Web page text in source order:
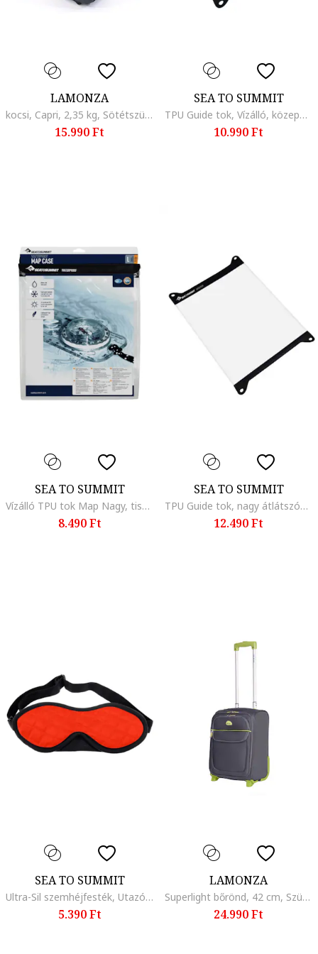
LAMONZA
kocsi, Capri, 2,35 kg, Sötétszürke
15.990 Ft
SEA TO SUMMIT
TPU Guide tok, Vízálló, közepesen átlátszó, 28,2x33,2 cm, fekete
10.990 Ft
SEA TO SUMMIT
Vízálló TPU tok Map Nagy, tiszta, 33x28 cm, fekete
8.490 Ft
SEA TO SUMMIT
TPU Guide tok, nagy átlátszóság, 33,2x43 cm, vízálló, fekete
12.490 Ft
SEA TO SUMMIT
Ultra-Sil szemhéjfesték, Utazó alvó maszk, fűszeres narancs
5.390 Ft
LAMONZA
Superlight bőrönd, 42 cm, Szürke
24.990 Ft